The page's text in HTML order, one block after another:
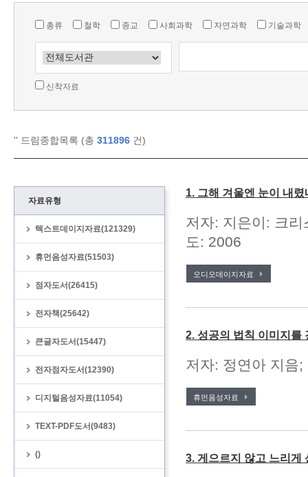
총류 철학 종교 사회과학 자연과학 기술과학
신착자료
'' 드림종합목록 (총 311896 건)
자료유형
텍스트데이지자료(121329)
휴먼음성자료(51503)
점자도서(26415)
전자책(25642)
큰글자도서(15447)
전자점자도서(12390)
디지털음성자료(11054)
TEXT-PDF도서(9483)
()
1. 그해 겨울엔 눈이 내렸
저자: 지은이: 크
도: 2006
오디오데이지자료
2. 성공의 법칙 이미지를
저자: 정연아 지음
휴먼음성자료
3. 게으르지 않고 느리게